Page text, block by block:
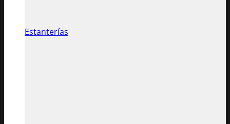
Estanterías